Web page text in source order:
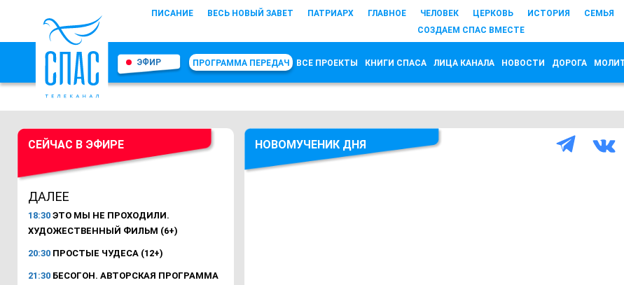
ПИСАНИЕ ВЕСЬ НОВЫЙ ЗАВЕТ ПАТРИАРХ ГЛАВНОЕ ЧЕЛОВЕК ЦЕРКОВЬ ИСТОРИЯ СЕМЬЯ
СОЗДАЕМ СПАС ВМЕСТЕ
ЭФИР ПРОГРАММА ПЕРЕДАЧ ВСЕ ПРОЕКТЫ КНИГИ СПАСА ЛИЦА КАНАЛА НОВОСТИ ДОРОГА
СЕЙЧАС В ЭФИРЕ
ДАЛЕЕ
18:30 ЭТО МЫ НЕ ПРОХОДИЛИ.
ХУДОЖЕСТВЕННЫЙ ФИЛЬМ (6+)
20:30 ПРОСТЫЕ ЧУДЕСА (12+)
21:30 БЕСОГОН. АВТОРСКАЯ ПРОГРАММА
НОВОМУЧЕНИК ДНЯ